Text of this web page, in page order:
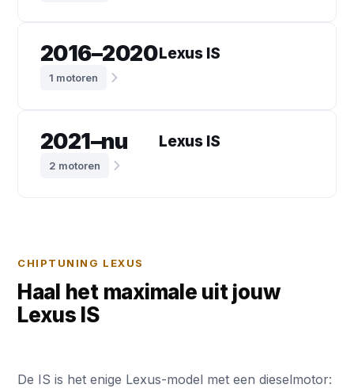
2016–2020Lexus IS
1 motoren
2021–nu Lexus IS
2 motoren
CHIPTUNING LEXUS
Haal het maximale uit jouw
Lexus IS
De IS is het enige Lexus-model met een dieselmotor: